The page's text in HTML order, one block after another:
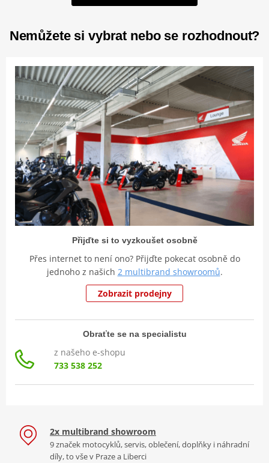
Nemůžete si vybrat nebo se rozhodnout?
Přijďte si to vyzkoušet osobně
Přes internet to není ono? Přijďte pokecat osobně do
jednoho z našich 2 multibrand showroomů.
Zobrazit prodejny
Obraťte se na specialistu
z našeho e-shopu
733 538 252
2x multibrand showroom
9 značek motocyklů, servis, oblečení, doplňky i náhradní
díly, to vše v Praze a Liberci